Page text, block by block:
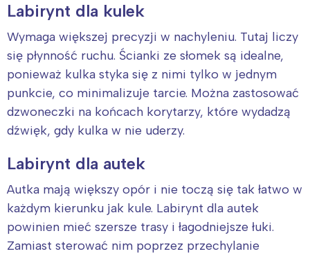
Labirynt dla kulek
Wymaga większej precyzji w nachyleniu. Tutaj liczy
się płynność ruchu. Ścianki ze słomek są idealne,
ponieważ kulka styka się z nimi tylko w jednym
punkcie, co minimalizuje tarcie. Można zastosować
dzwoneczki na końcach korytarzy, które wydadzą
dźwięk, gdy kulka w nie uderzy.
Labirynt dla autek
Autka mają większy opór i nie toczą się tak łatwo w
każdym kierunku jak kule. Labirynt dla autek
powinien mieć szersze trasy i łagodniejsze łuki.
Zamiast sterować nim poprzez przechylanie